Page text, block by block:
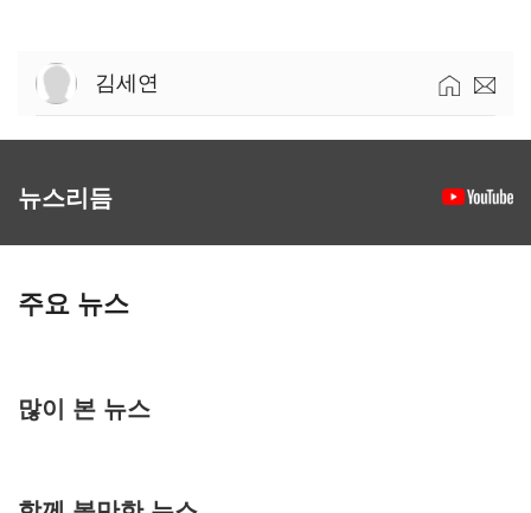
김세연
뉴스리듬
주요 뉴스
많이 본 뉴스